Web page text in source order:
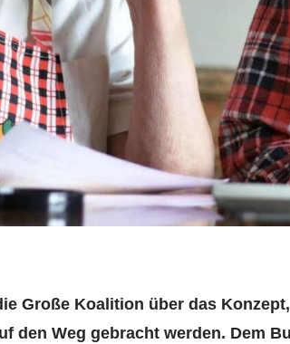
Große Koalition über das
den Weg gebracht werden. Dem